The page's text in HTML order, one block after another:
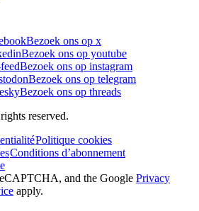
Bezoek ons op x
Bezoek ons op youtube
Bezoek ons op instagram
Bezoek ons op telegram
Bezoek ons op threads
reserved.
Politique cookies
Conditions d’abonnement
and the Google Privacy
apply.